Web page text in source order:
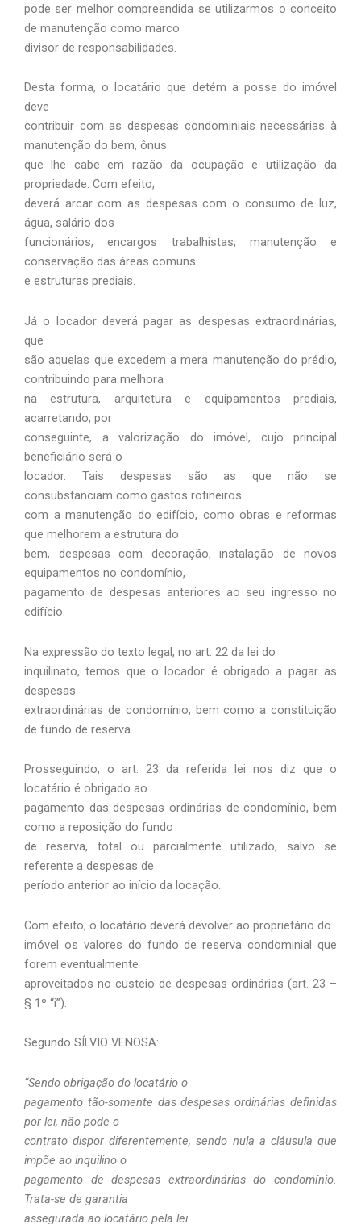
pode ser melhor compreendida se utilizarmos o conceito
de manutenção como marco
divisor de responsabilidades.
Desta forma, o locatário que detém a posse do imóvel
deve
contribuir com as despesas condominiais necessárias à
manutenção do bem, ônus
que lhe cabe em razão da ocupação e utilização da
propriedade. Com efeito,
deverá arcar com as despesas com o consumo de luz,
água, salário dos
funcionários, encargos trabalhistas, manutenção e
conservação das áreas comuns
e estruturas prediais.
Já o locador deverá pagar as despesas extraordinárias,
que
são aquelas que excedem a mera manutenção do prédio,
contribuindo para melhora
na estrutura, arquitetura e equipamentos prediais,
acarretando, por
conseguinte, a valorização do imóvel, cujo principal
beneficiário será o
locador. Tais despesas são as que não se
consubstanciam como gastos rotineiros
com a manutenção do edifício, como obras e reformas
que melhorem a estrutura do
bem, despesas com decoração, instalação de novos
equipamentos no condomínio,
pagamento de despesas anteriores ao seu ingresso no
edifício.
Na expressão do texto legal, no art. 22 da lei do
inquilinato, temos que o locador é obrigado a pagar as
despesas
extraordinárias de condomínio, bem como a constituição
de fundo de reserva.
Prosseguindo, o art. 23 da referida lei nos diz que o
locatário é obrigado ao
pagamento das despesas ordinárias de condomínio, bem
como a reposição do fundo
de reserva, total ou parcialmente utilizado, salvo se
referente a despesas de
período anterior ao início da locação.
Com efeito, o locatário deverá devolver ao proprietário do
imóvel os valores do fundo de reserva condominial que
forem eventualmente
aproveitados no custeio de despesas ordinárias (art. 23 –
§ 1º “i”).
Segundo SÍLVIO VENOSA:
“Sendo obrigação do locatário o
pagamento tão-somente das despesas ordinárias definidas
por lei, não pode o
contrato dispor diferentemente, sendo nula a cláusula que
impõe ao inquilino o
pagamento de despesas extraordinárias do condomínio.
Trata-se de garantia
assegurada ao locatário pela lei